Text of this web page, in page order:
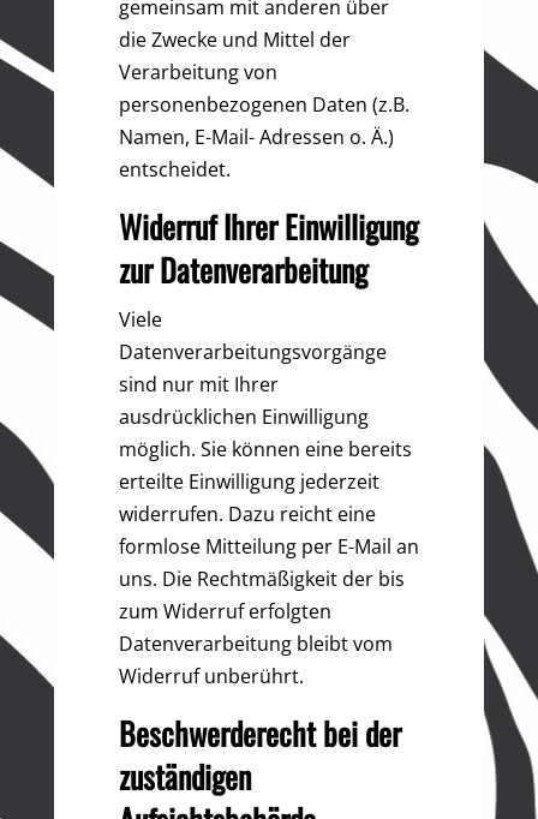
gemeinsam mit anderen über
die Zwecke und Mittel der
Verarbeitung von
personenbezogenen Daten (z.B.
Namen, E-Mail- Adressen o. Ä.)
entscheidet.
Widerruf Ihrer Einwilligung
zur Datenverarbeitung
Viele
Datenverarbeitungsvorgänge
sind nur mit Ihrer
ausdrücklichen Einwilligung
möglich. Sie können eine bereits
erteilte Einwilligung jederzeit
widerrufen. Dazu reicht eine
formlose Mitteilung per E-Mail an
uns. Die Rechtmäßigkeit der bis
zum Widerruf erfolgten
Datenverarbeitung bleibt vom
Widerruf unberührt.
Beschwerderecht bei der
zuständigen